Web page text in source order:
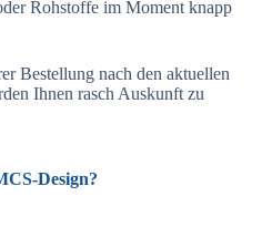
Rohstoffe im Moment knapp
Bestellung nach den aktuellen
Ihnen rasch Auskunft zu
Design?